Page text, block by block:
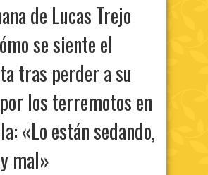
de Lucas Trejo
se siente el
tras perder a su
los terremotos en
«Lo están sedando,
mal»